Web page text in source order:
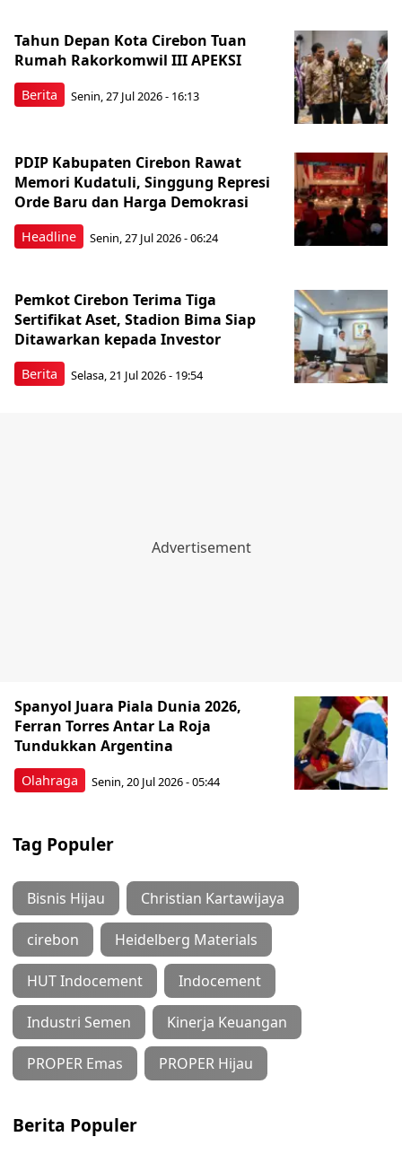
Berita
Tahun Depan Kota Cirebon Tuan
Rumah Rakorkomwil III APEKSI
Senin, 27 Jul 2026 - 16:13
Headline
PDIP Kabupaten Cirebon Rawat
Memori Kudatuli, Singgung Represi
Orde Baru dan Harga Demokrasi
Senin, 27 Jul 2026 - 06:24
Berita
Pemkot Cirebon Terima Tiga
Sertifikat Aset, Stadion Bima Siap
Ditawarkan kepada Investor
Selasa, 21 Jul 2026 - 19:54
Olahraga
Spanyol Juara Piala Dunia 2026,
Ferran Torres Antar La Roja
Tundukkan Argentina
Senin, 20 Jul 2026 - 05:44
Tag Populer
Bisnis Hijau Christian Kartawijaya
cirebon Heidelberg Materials
HUT Indocement Indocement
Industri Semen Kinerja Keuangan
PROPER Emas PROPER Hijau
Berita Populer